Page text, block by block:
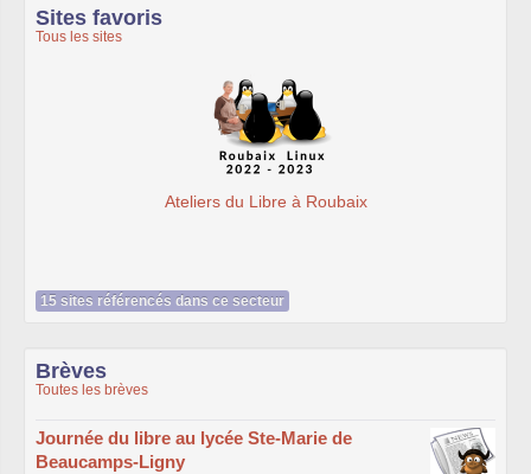
Sites favoris
Tous les sites
Ateliers du Libre à Roubaix
15 sites référencés dans ce secteur
Brèves
Toutes les brèves
Journée du libre au lycée Ste-Marie de
Beaucamps-Ligny